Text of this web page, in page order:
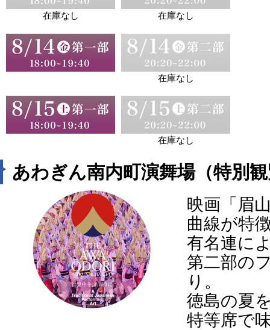
在庫なし 在庫なし
在庫なし
在庫なし
あわぎん南内町演舞場（特別
映画「眉
曲線が特
有名連に
第二部の
り。
徳島の夏
特等席で